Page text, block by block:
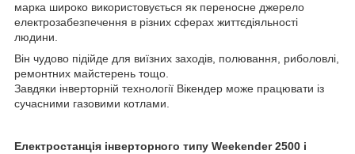
марка широко використовується як переносне джерело
електрозабезпечення в різних сферах життєдіяльності
людини.
Він чудово підійде для виїзних заходів, полювання, риболовлі,
ремонтних майстерень тощо.
Завдяки інверторній технології Вікендер може працювати із
сучасними газовими котлами.
Електростанція інверторного типу Weekender 2500 i